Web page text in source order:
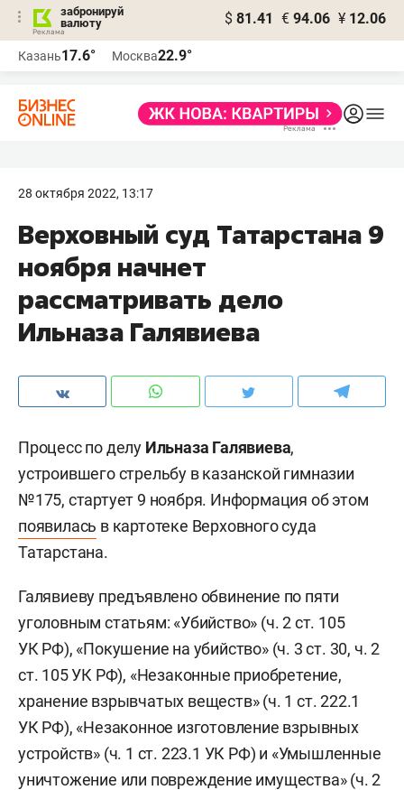
забронируй
валюту
$ 81.41 € 94.06 ¥ 12.06
Казань17.6° Москва22.9°
28 октября 2022, 13:17
Верховный суд Татарстана 9
ноября начнет
рассматривать дело
Ильназа Галявиева
Процесс по делу Ильназа Галявиева,
устроившего стрельбу в казанской гимназии
№175, стартует 9 ноября. Информация об этом
появилась в картотеке Верховного суда
Татарстана.
Галявиеву предъявлено обвинение по пяти
уголовным статьям: «Убийство» (ч. 2 ст. 105
УК РФ), «Покушение на убийство» (ч. 3 ст. 30, ч. 2
ст. 105 УК РФ), «Незаконные приобретение,
хранение взрывчатых веществ» (ч. 1 ст. 222.1
УК РФ), «Незаконное изготовление взрывных
устройств» (ч. 1 ст. 223.1 УК РФ) и «Умышленные
уничтожение или повреждение имущества» (ч. 2